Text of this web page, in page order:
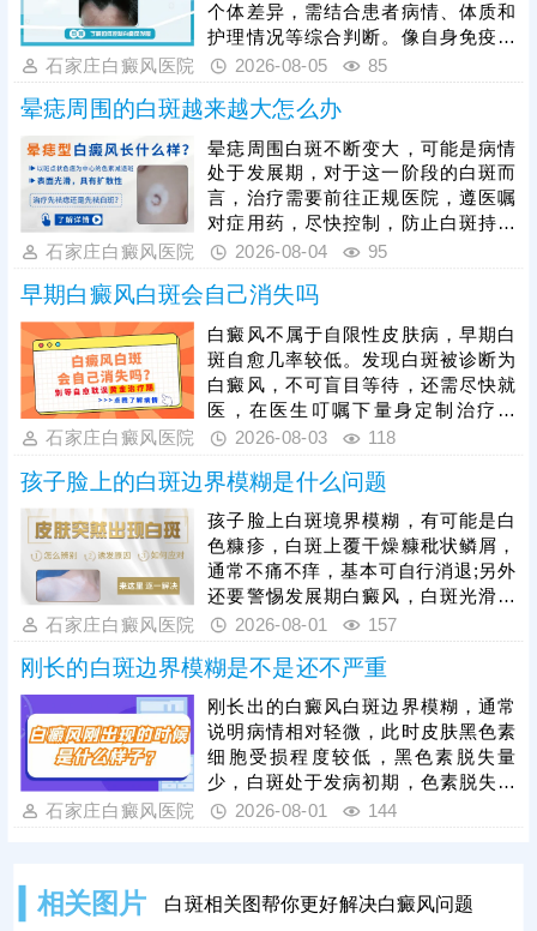
个体差异，需结合患者病情、体质和
护理情况等综合判断。像自身免疫紊
乱、精神压力大、外伤、熬夜等因
素，都会加速白斑扩散，想要有效遏
制病情，患者发病后需及时就医，根
据白癜风分型、分期开展科学对症治
疗，日常需做好皮肤护理，规避暴
晒、摩擦、外伤等诱因，保持规律作
息与良好心态，全方位降低白斑扩散
概率，稳定控制病情。
石家庄白癜风医院 2026-08-05 85
晕痣周围的白斑越来越大怎么办
晕痣周围白斑不断变大，可能是病情
处于发展期，对于这一阶段的白斑而
言，治疗需要前往正规医院，遵医嘱
对症用药，尽快控制，防止白斑持续
扩散。如果白斑扩散速度不是很快，
308激光，靶向性照射，治疗起效
快，安全性高。同时还应加强护理措
施，避免不良因素刺激，防治结合，
二者相辅相成，为白斑复色助力。
石家庄白癜风医院 2026-08-04 95
早期白癜风白斑会自己消失吗
白癜风不属于自限性皮肤病，早期白
斑自愈几率较低。发现白斑被诊断为
白癜风，不可盲目等待，还需尽快就
医，在医生叮嘱下量身定制治疗方
案，一人一方，个性化祛白，助力病
光，如美国进口308准分子激光，促
进黑色素细胞恢复活性和正常功能，
令表皮黑色素再生，提升祛白速度。
治疗过程中还需加强护理，避免外界
不良因素刺激，稳定自身免疫，防治
结合，全面令病情好转。
石家庄白癜风医院 2026-08-03 118
孩子脸上的白斑边界模糊是什么问题
孩子脸上白斑境界模糊，有可能是白
色糠疹，白斑上覆干燥糠秕状鳞屑，
通常不痛不痒，基本可自行消退;另外
还要警惕发展期白癜风，白斑光滑平
坦，形状各异，白斑边缘模糊可能伴
随向外扩张、面积变大、颜色更白等
情况。发现孩子脸上有白斑，建议先
做检查，分析白斑是什么，了解白斑
病情。诊断清楚再遵医嘱对症用药，
祛白效果更有保障。
石家庄白癜风医院 2026-08-01 157
刚长的白斑边界模糊是不是还不严重
刚长出的白癜风白斑边界模糊，通常
说明病情相对轻微，此时皮肤黑色素
细胞受损程度较低，黑色素脱失量
少，白斑处于发病初期，色素脱失尚
未完全固化，是治疗的黄金阶段。但
响，黑色素细胞损伤会持续加重，白
石家庄白癜风医院 2026-08-01 144
相关图片 白斑相关图帮你更好解决白癜风问题